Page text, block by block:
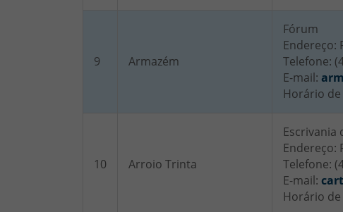
9 Armazém
Fórum
Endereço:
Telefone:
E-mail:
Horário de
10 Arroio Trinta
Escrivania
Endereço:
Telefone:
E-mail:
Horário de